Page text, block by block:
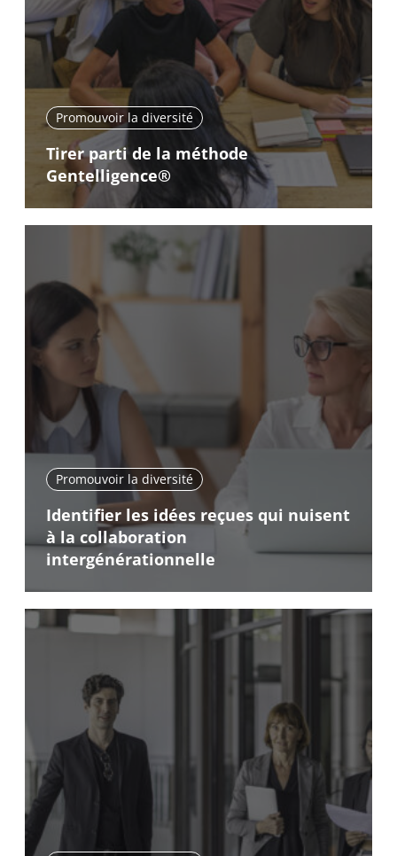
Promouvoir la diversité
Tirer parti de la méthode
Gentelligence®
Promouvoir la diversité
Identifier les idées reçues qui nuisent
à la collaboration
intergénérationnelle